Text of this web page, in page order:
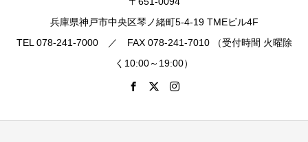
兵庫県神戸市中央区琴ノ緒町5-4-19 TMEビル4F
TEL 078-241-7000 ／ FAX 078-241-7010 （受付時間 火曜除
く10:00～19:00）